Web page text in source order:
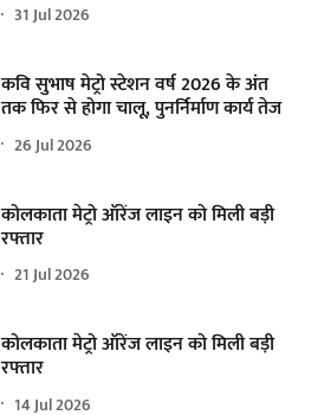
31 Jul 2026
कवि सुभाष मेट्रो स्टेशन वर्ष 2026 के अंत
तक फिर से होगा चालू, पुनर्निर्माण कार्य तेज
26 Jul 2026
कोलकाता मेट्रो ऑरेंज लाइन को मिली बड़ी
रफ्तार
21 Jul 2026
कोलकाता मेट्रो ऑरेंज लाइन को मिली बड़ी
रफ्तार
14 Jul 2026